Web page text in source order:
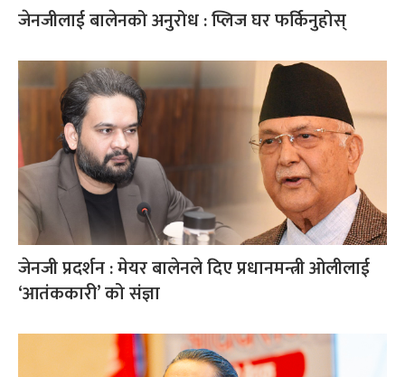
जेनजीलाई बालेनको अनुरोध : प्लिज घर फर्किनुहोस्
जेनजी प्रदर्शन : मेयर बालेनले दिए प्रधानमन्त्री ओलीलाई
‘आतंककारी’ को संज्ञा